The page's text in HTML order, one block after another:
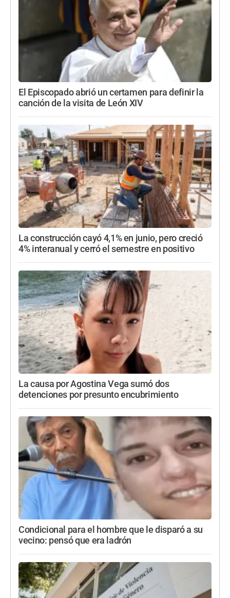
El Episcopado abrió un certamen para definir la
canción de la visita de León XIV
La construcción cayó 4,1% en junio, pero creció
4% interanual y cerró el semestre en positivo
La causa por Agostina Vega sumó dos
detenciones por presunto encubrimiento
Condicional para el hombre que le disparó a su
vecino: pensó que era ladrón